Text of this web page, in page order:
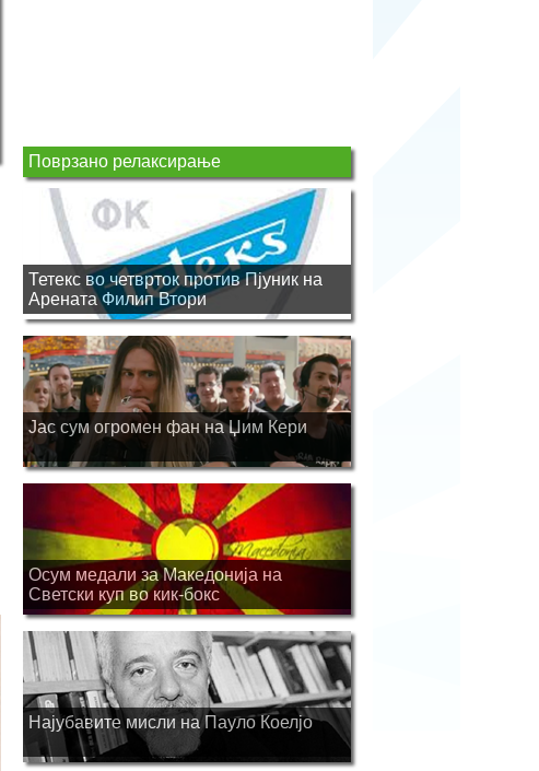
Поврзано релаксирање
Тетекс во четврток против Пјуник на
Арената Филип Втори
Јас сум огромен фан на Џим Кери
Осум медали за Македонија на
Светски куп во кик-бокс
Најубавите мисли на Пауло Коелјо